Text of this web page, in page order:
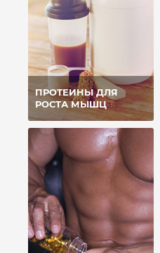
ПРОТЕИНЫ ДЛЯ
РОСТА МЫШЦ